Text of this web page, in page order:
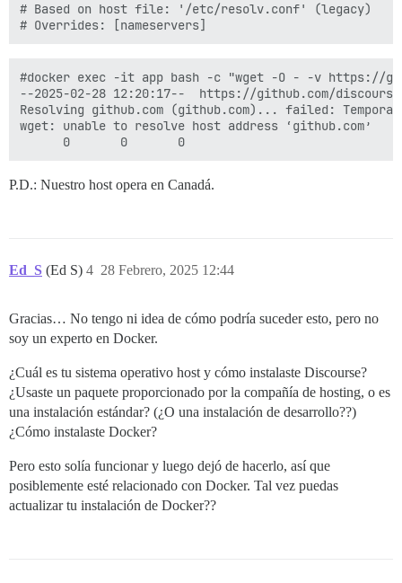
# Based on host file: '/etc/resolv.conf' (legacy)
#docker exec -it app bash -c "wget -O - -v https://
--2025-02-28 12:20:17--  https://github.com/
Resolving github.com (github.com)... failed:
wget: unable to resolve host address ‘github.com’
P.D.: Nuestro host opera en Canadá.
Ed_S (Ed S) 28 Febrero, 2025 12:44
4
Gracias… No tengo ni idea de cómo podría suceder esto, pero no
soy un experto en Docker.
¿Cuál es tu sistema operativo host y cómo instalaste Discourse?
¿Usaste un paquete proporcionado por la compañía de hosting, o es
una instalación estándar? (¿O una instalación de desarrollo??)
¿Cómo instalaste Docker?
Pero esto solía funcionar y luego dejó de hacerlo, así que
posiblemente esté relacionado con Docker. Tal vez puedas
actualizar tu instalación de Docker??